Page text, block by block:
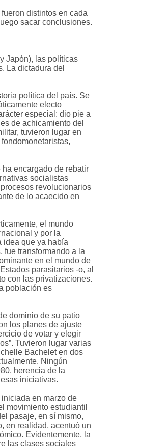
distintos en cada
sacar conclusiones.
Japón), las políticas
La dictadura del
política del país. Se
electo
especial: dio pie a
de achicamiento del
tuvieron lugar en
encargado de rebatir
socialistas
revolucionarios
de lo acaecido en
el mundo
y por la
idea que ya había
fue transformando a la
en el mundo de
parasitarios -o, al
con las privatizaciones.
población es
dominio de su patio
los planes de ajuste
de votar y elegir
Tuvieron lugar varias
Bachelet en dos
Ningún
herencia de la
iniciativas.
en marzo de
movimiento estudiantil
pasaje, en sí mismo,
en realidad, acentuó un
Evidentemente, la
las clases sociales